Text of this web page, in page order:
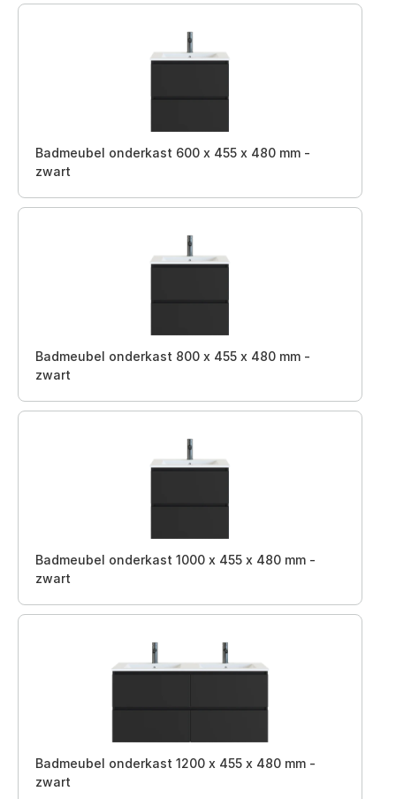
Badmeubel onderkast 600 x 455 x 480 mm -
zwart
Badmeubel onderkast 800 x 455 x 480 mm -
zwart
Badmeubel onderkast 1000 x 455 x 480 mm -
zwart
Badmeubel onderkast 1200 x 455 x 480 mm -
zwart